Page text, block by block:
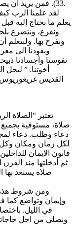
33). فمن يريد أن يصلي فليقف أمام الآب بروح البنوة ويدعوه أبًا له.
لقد علمنا الرب
يعلم ما نحتاج إليه
ونقرع، ونتضرع
ونفرح بها.
ويقودنا الى
نفوسنا وأجسادنا
أخوتنا. ”
القديس
تعتبر “الصلاة
صلاة، مستوفية
دعاء وطلب. دعاء
لكل زمان ومكان
قانون الايمان
ثم أدخلتها منذ
صلاة يستعد بها
ومن شروط هذه
وإيمان وتواضع
في الليل.
ونصلي من اجل